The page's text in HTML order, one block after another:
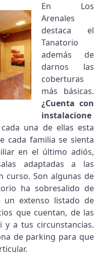
En Los
Arenales
destaca el
Tanatorio
además de
darnos las
coberturas
más básicas.
¿Cuenta con
instalacione
una de ellas esta
cada familia se sienta
en el último adiós,
adaptadas a las
curso. Son algunas de
ha sobresalido de
un extenso listado de
que cuentan, de las
y a tus circunstancias.
de parking para que